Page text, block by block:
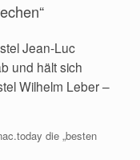
Jean-Luc
und hält sich
Wilhelm Leber –
die „besten